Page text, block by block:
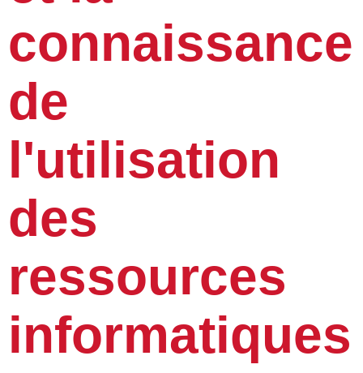
connaissance
de
l'utilisation
des
ressources
informatiques